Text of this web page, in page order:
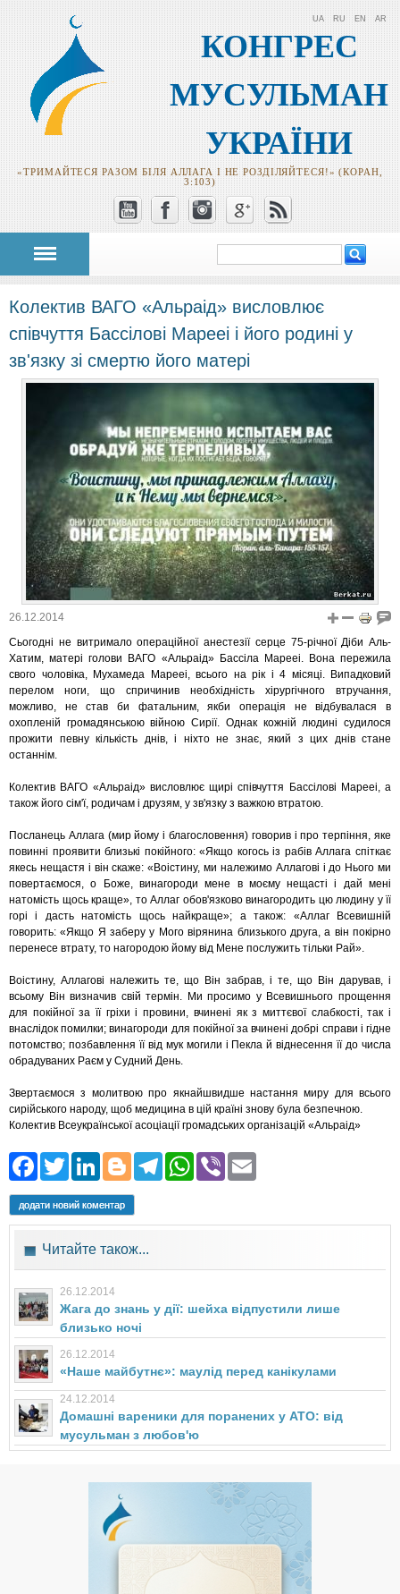
КОНГРЕС
МУСУЛЬМАН
УКРАЇНИ
«ТРИМАЙТЕСЯ РАЗОМ БІЛЯ АЛЛАГА І НЕ РОЗДІЛЯЙТЕСЯ!» (КОРАН,
3:103)
UA RU EN AR
Пошукова
форма
Колектив ВАГО «Альраід» висловлює
співчуття Бассілові Марееі і його родині у
зв'язку зі смертю його матері
26.12.2014
Сьогодні не витримало операційної анестезії серце 75-річної Діби Аль-
Хатим, матері голови ВАГО «Альраід» Бассіла Марееі. Вона пережила
свого чоловіка, Мухамеда Марееі, всього на рік і 4 місяці. Випадковий
перелом ноги, що спричинив необхідність хірургічного втручання,
можливо, не став би фатальним, якби операція не відбувалася в
охопленій громадянською війною Сирії. Однак кожній людині судилося
прожити певну кількість днів, і ніхто не знає, який з цих днів стане
останнім.
Колектив ВАГО «Альраід» висловлює щирі співчуття Бассілові Марееі, а
також його сім'ї, родичам і друзям, у зв'язку з важкою втратою.
Посланець Аллага (мир йому і благословення) говорив і про терпіння, яке
повинні проявити близькі покійного: «Якщо когось із рабів Аллага спіткає
якесь нещастя і він скаже: «Воістину, ми належимо Аллагові і до Нього ми
повертаємося, о Боже, винагороди мене в моєму нещасті і дай мені
натомість щось краще», то Аллаг обов'язково винагородить цю людину у її
горі і дасть натомість щось найкраще»; а також: «Аллаг Всевишній
говорить: «Якщо Я заберу у Мого вірянина близького друга, а він покірно
перенесе втрату, то нагородою йому від Мене послужить тільки Рай».
Воістину, Аллагові належить те, що Він забрав, і те, що Він дарував, і
всьому Він визначив свій термін. Ми просимо у Всевишнього прощення
для покійної за її гріхи і провини, вчинені як з миттєвої слабкості, так і
внаслідок помилки; винагороди для покійної за вчинені добрі справи і гідне
потомство; позбавлення її від мук могили і Пекла й віднесення її до числа
обрадуваних Раєм у Судний День.
Звертаємося з молитвою про якнайшвидше настання миру для всього
сирійського народу, щоб медицина в цій країні знову була безпечною.
​​Колектив Всеукраїнської асоціації громадських організацій «Альраід»
Facebook
Twitter
LinkedIn
Blogger
Telegram
WhatsApp
Viber
додати новий коментар
Читайте також...
26.12.2014
Жага до знань у дії: шейха відпустили лише
близько ночі
26.12.2014
«Наше майбутнє»: маулід перед канікулами
24.12.2014
Домашні вареники для поранених у АТО: від
мусульман з любов'ю